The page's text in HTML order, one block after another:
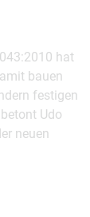
hat
bauen
festigen
Udo
neuen